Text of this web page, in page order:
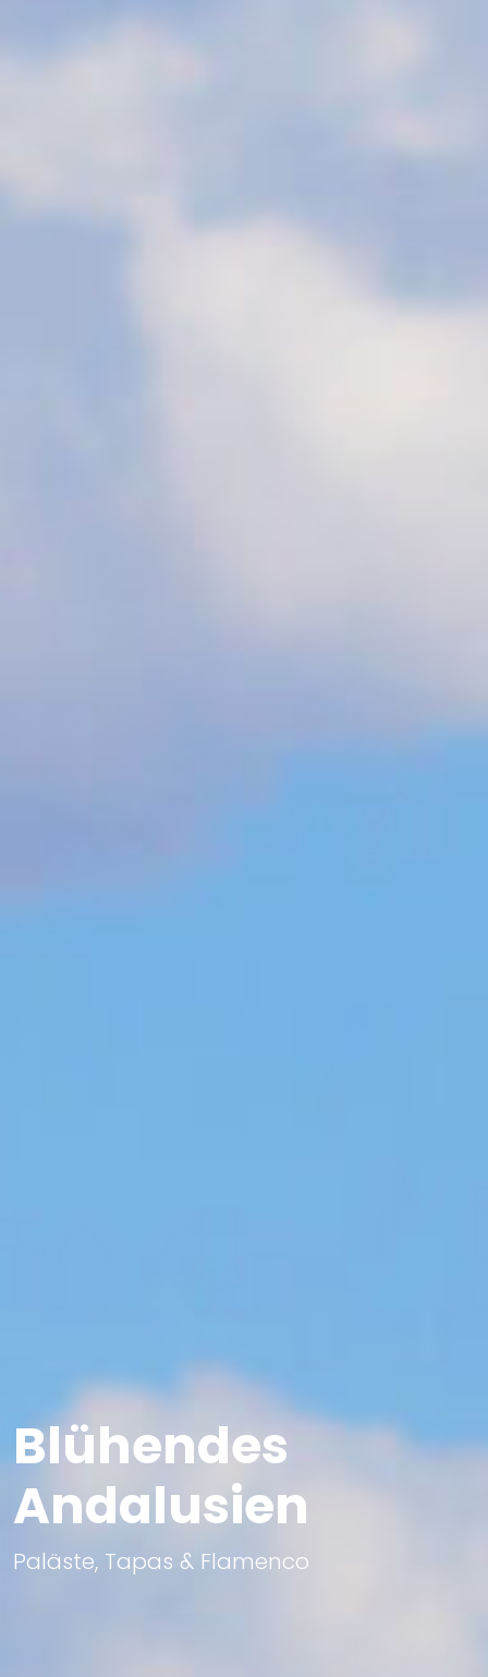
Blühendes
Andalusien
Paläste, Tapas & Flamenco